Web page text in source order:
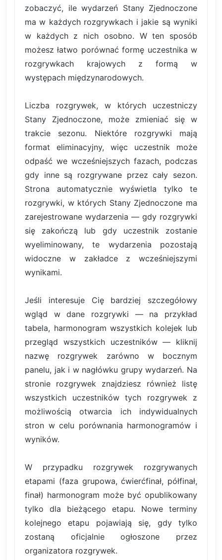
zobaczyć, ile wydarzeń Stany Zjednoczone
ma w każdych rozgrywkach i jakie są wyniki
w każdych z nich osobno. W ten sposób
możesz łatwo porównać formę uczestnika w
rozgrywkach krajowych z formą w
występach międzynarodowych.
Liczba rozgrywek, w których uczestniczy
Stany Zjednoczone, może zmieniać się w
trakcie sezonu. Niektóre rozgrywki mają
format eliminacyjny, więc uczestnik może
odpaść we wcześniejszych fazach, podczas
gdy inne są rozgrywane przez cały sezon.
Strona automatycznie wyświetla tylko te
rozgrywki, w których Stany Zjednoczone ma
zarejestrowane wydarzenia — gdy rozgrywki
się zakończą lub gdy uczestnik zostanie
wyeliminowany, te wydarzenia pozostają
widoczne w zakładce z wcześniejszymi
wynikami.
Jeśli interesuje Cię bardziej szczegółowy
wgląd w dane rozgrywki — na przykład
tabela, harmonogram wszystkich kolejek lub
przegląd wszystkich uczestników — kliknij
nazwę rozgrywek zarówno w bocznym
panelu, jak i w nagłówku grupy wydarzeń. Na
stronie rozgrywek znajdziesz również listę
wszystkich uczestników tych rozgrywek z
możliwością otwarcia ich indywidualnych
stron w celu porównania harmonogramów i
wyników.
W przypadku rozgrywek rozgrywanych
etapami (faza grupowa, ćwierćfinał, półfinał,
finał) harmonogram może być opublikowany
tylko dla bieżącego etapu. Nowe terminy
kolejnego etapu pojawiają się, gdy tylko
zostaną oficjalnie ogłoszone przez
organizatora rozgrywek.